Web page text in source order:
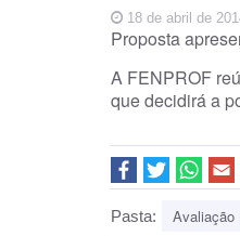
18 de abril de
Proposta
A FENPROF
que decidirá a
Pasta: Avaliação